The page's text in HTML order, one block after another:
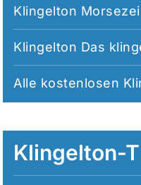
Klingelton
Klingelton Das
Alle kostenlosen
Klingelton-